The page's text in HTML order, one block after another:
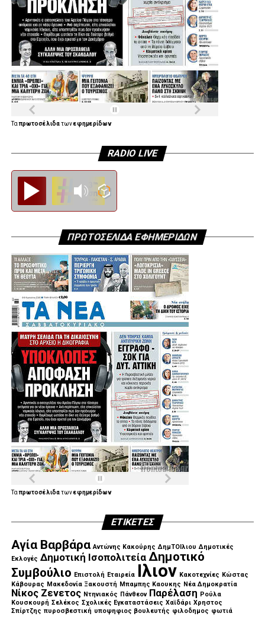
Λίγο μετά τις 11:30 στη Μητρόπολη έφτασε ο πρώην
υπουργός και πρώην πρόεδρος του ΠΑΣΟΚ, Ευάγγελος
Βενιζέλος, ο δήμαρχος Αθηναίων, Χάρης Δούκας αλλά και
ο πρώην πρόεδρος της Δημοκρατίας Προκόπης
Παυλόπουλος.
Ταπρωτοσέλιδατωνεφημερίδων
RADIO LIVE
ΠΡΩΤΟΣΕΛΙΔΑ ΕΦΗΜΕΡΙΔΩΝ
Ταπρωτοσέλιδατωνεφημερίδων
ΕΤΙΚΈΤΕΣ
Αγία Βαρβάρα Αντώνης Κακούρης ΔημΤΟΙλιου Δημοτικές
Εκλογές Δημοτική Ισοπολιτεία Δημοτικό
Συμβούλιο Επιστολή Εταιρεία Ιλιον Κακοτεχνίες Κώστας
Κάβουρας Μακεδονία Ξακουστή Μπαμπης Καουκης Νέα Δημοκρατία
Νίκος Ζενετος Ντηνιακός Πάνθεον Παρέλαση Ρούλα
Κουσκουρή Σελέκος Σχολικές Εγκαταστάσεις Χαϊδάρι Χρηστος
Σπίρτζης πυροσβεστική υποψηφιος βουλευτής φιλοδημος φωτιά